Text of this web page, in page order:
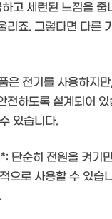
고 세련된 느낌을 줍
리죠. 그렇다면 다른
은 전기를 사용하지
전하도록 설계되어
있습니다.
단순히 전원을 켜기
으로 사용할 수 있습